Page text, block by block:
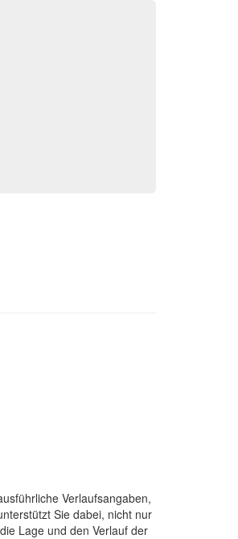
Verlaufsangaben,
Sie dabei, nicht nur
Lage und den Verlauf der